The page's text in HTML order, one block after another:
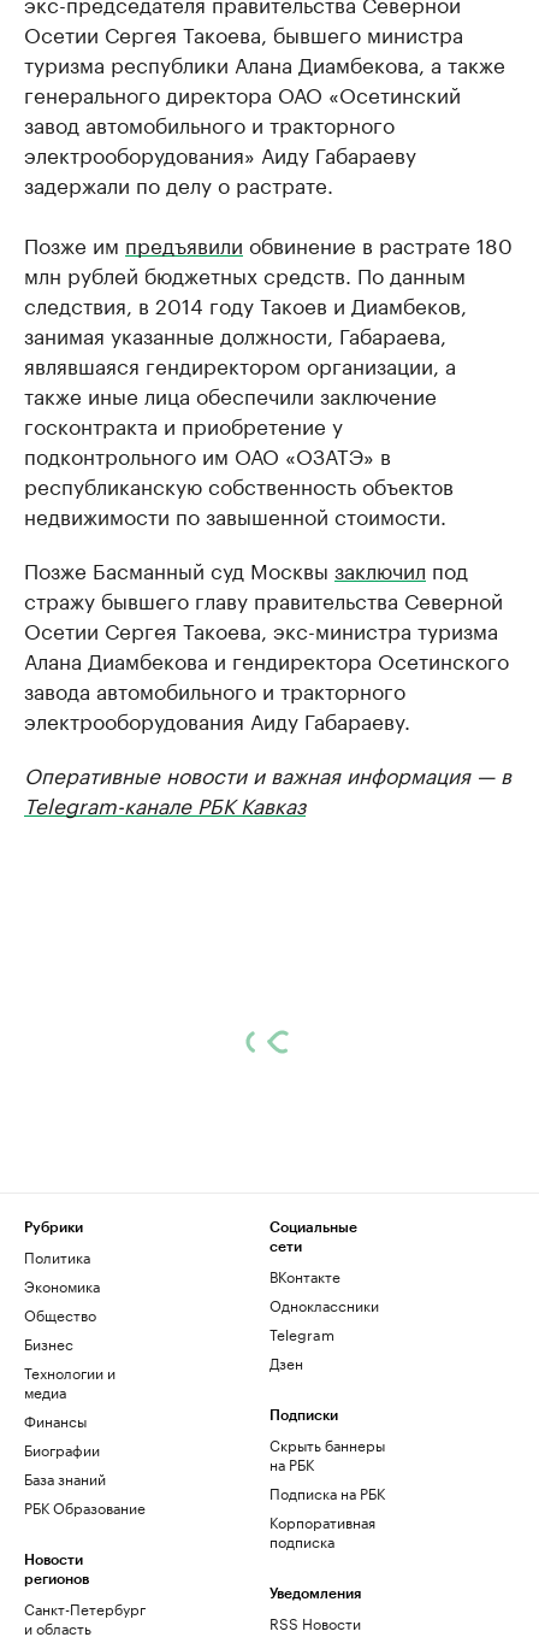
Осетии Сергея Такоева, бывшего министра
туризма республики Алана Диамбекова, а также
генерального директора ОАО «Осетинский
завод автомобильного и тракторного
электрооборудования» Аиду Габараеву
задержали по делу о растрате.
Позже им предъявили обвинение в растрате 180
млн рублей бюджетных средств. По данным
следствия, в 2014 году Такоев и Диамбеков,
занимая указанные должности, Габараева,
являвшаяся гендиректором организации, а
также иные лица обеспечили заключение
госконтракта и приобретение у
подконтрольного им ОАО «ОЗАТЭ» в
республиканскую собственность объектов
недвижимости по завышенной стоимости.
Позже Басманный суд Москвы заключил под
стражу бывшего главу правительства Северной
Осетии Сергея Такоева, экс-министра туризма
Алана Диамбекова и гендиректора Осетинского
завода автомобильного и тракторного
электрооборудования Аиду Габараеву.
Оперативные новости и важная информация — в
Telegram-канале РБК Кавказ
Рубрики
Политика
Экономика
Общество
Бизнес
Технологии и
медиа
Финансы
Биографии
База знаний
РБК Образование
Новости
регионов
Санкт-Петербург
и область
Социальные
сети
ВКонтакте
Одноклассники
Telegram
Дзен
Подписки
Скрыть баннеры
на РБК
Подписка на РБК
Корпоративная
подписка
Уведомления
RSS Новости